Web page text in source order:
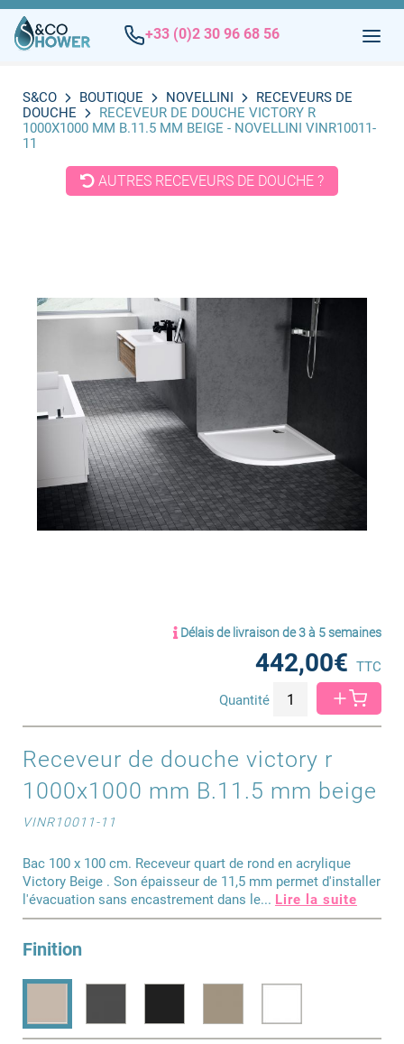
+33 (0)2 30 96 68 56
S&CO BOUTIQUE NOVELLINI
RECEVEURS DE
DOUCHE
RECEVEUR DE DOUCHE VICTORY R
1000X1000 MM B.11.5 MM BEIGE - NOVELLINI VINR10011-
11
AUTRES RECEVEURS DE DOUCHE ?
Délais de livraison de 3 à 5 semaines
442,00€ TTC
Quantité
Receveur de douche victory r
1000x1000 mm B.11.5 mm beige
VINR10011-11
Bac 100 x 100 cm. Receveur quart de rond en acrylique
Victory Beige . Son épaisseur de 11,5 mm permet d'installer
l'évacuation sans encastrement dans le... Lire la suite
Finition